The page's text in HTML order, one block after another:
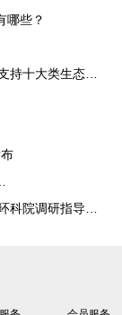
哪些？